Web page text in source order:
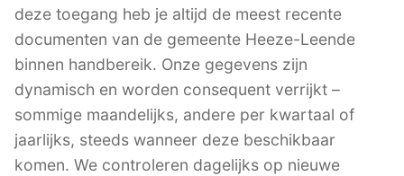
deze toegang heb je altijd de meest recente
documenten van de gemeente Heeze-Leende
binnen handbereik. Onze gegevens zijn
dynamisch en worden consequent verrijkt –
sommige maandelijks, andere per kwartaal of
jaarlijks, steeds wanneer deze beschikbaar
komen. We controleren dagelijks op nieuwe